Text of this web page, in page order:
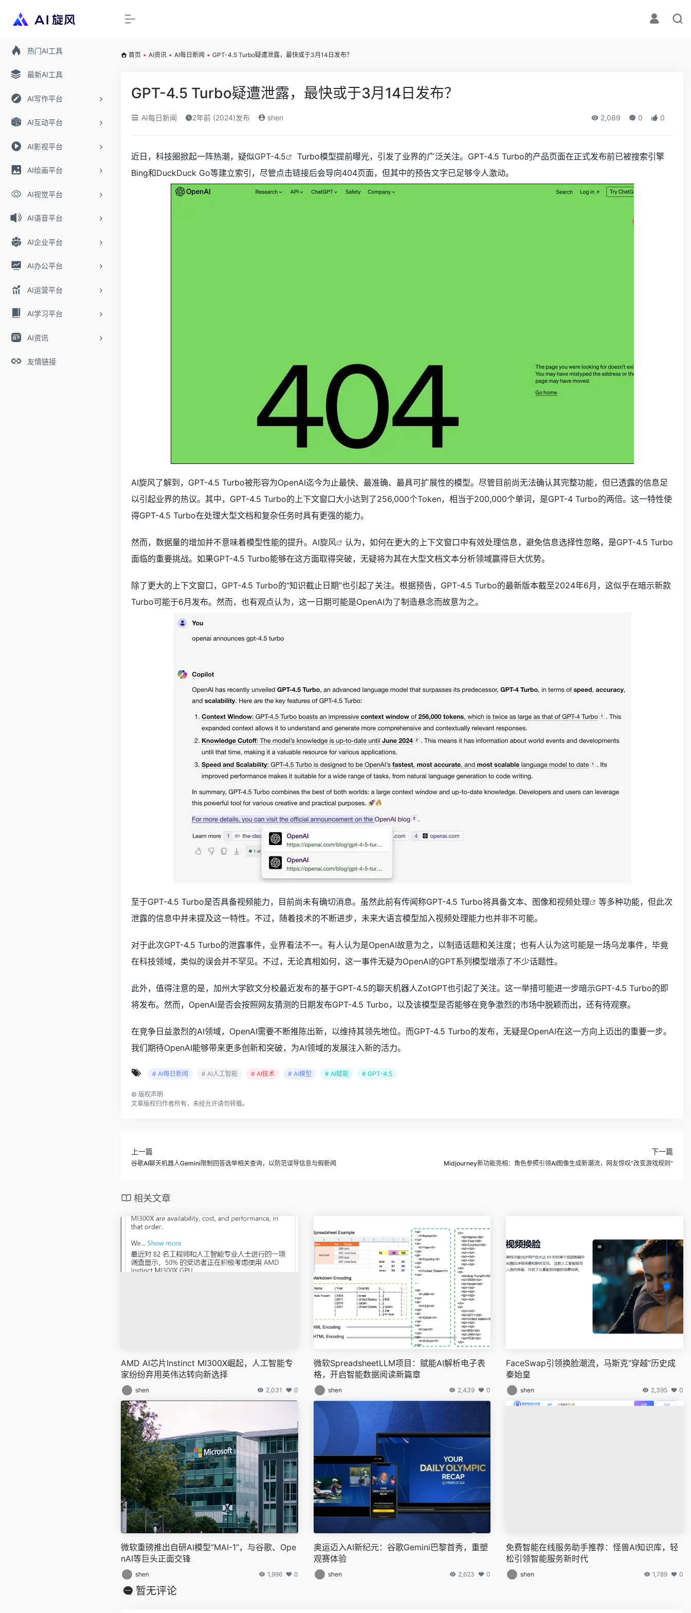
热门AI工具
最新AI工具
AI写作平台
AI互动平台
AI影视平台
AI绘画平台
AI视觉平台
AI语音平台
AI企业平台
AI办公平台
AI运营平台
AI学习平台
AI资讯
友情链接
首页 • AI资讯 • AI每日新闻 • GPT-4.5 Turbo疑遭泄露，最快或于3月14日发布？
GPT-4.5 Turbo疑遭泄露，最快或于3月14日发布？
AI每日新闻 2年前 (2024)发布 shen 2,089 0 0
近日，科技圈掀起一阵热潮，疑似GPT-4.5
Turbo模型提前曝光，引发了业界的广泛关注。GPT-4.5 Turbo的产品页面在正式发布前已被搜索引擎
Bing和DuckDuck Go等建立索引，尽管点击链接后会导向404页面，但其中的预告文字已足够令人激动。
AI旋风了解到，GPT-4.5 Turbo被形容为OpenAI迄今为止最快、最准确、最具可扩展性的模型。尽管目前尚无法确认其完整功能，但已透露的信息足
以引起业界的热议。其中，GPT-4.5 Turbo的上下文窗口大小达到了256,000个Token，相当于200,000个单词，是GPT-4 Turbo的两倍。这一特性使
得GPT-4.5 Turbo在处理大型文档和复杂任务时具有更强的能力。
然而，数据量的增加并不意味着模型性能的提升。 AI旋风
认为，如何在更大的上下文窗口中有效处理信息，避免信息选择性忽略，是GPT-4.5 Turbo
面临的重要挑战。如果GPT-4.5 Turbo能够在这方面取得突破，无疑将为其在大型文档文本分析领域赢得巨大优势。
除了更大的上下文窗口，GPT-4.5 Turbo的“知识截止日期”也引起了关注。根据预告，GPT-4.5 Turbo的最新版本截至2024年6月，这似乎在暗示新款
Turbo可能于6月发布。然而，也有观点认为，这一日期可能是OpenAI为了制造悬念而故意为之。
至于GPT-4.5 Turbo是否具备视频能力，目前尚未有确切消息。虽然此前有传闻称GPT-4.5 Turbo将具备文本、图像和视频处理
等多种功能，但此次
泄露的信息中并未提及这一特性。不过，随着技术的不断进步，未来大语言模型加入视频处理能力也并非不可能。
对于此次GPT-4.5 Turbo的泄露事件，业界看法不一。有人认为是OpenAI故意为之，以制造话题和关注度；也有人认为这可能是一场乌龙事件，毕竟
在科技领域，类似的误会并不罕见。不过，无论真相如何，这一事件无疑为OpenAI的GPT系列模型增添了不少话题性。
此外，值得注意的是，加州大学欧文分校最近发布的基于GPT-4.5的聊天机器人ZotGPT也引起了关注。这一举措可能进一步暗示GPT-4.5 Turbo的即
将发布。然而，OpenAI是否会按照网友猜测的日期发布GPT-4.5 Turbo，以及该模型是否能够在竞争激烈的市场中脱颖而出，还有待观察。
在竞争日益激烈的AI领域，OpenAI需要不断推陈出新，以维持其领先地位。而GPT-4.5 Turbo的发布，无疑是OpenAI在这一方向上迈出的重要一步。
我们期待OpenAI能够带来更多创新和突破，为AI领域的发展注入新的活力。
# AI每日新闻 # AI人工智能 # AI技术 # AI模型 # AI赋能 # GPT-4.5
© 版权声明
文章版权归作者所有，未经允许请勿转载。
上一篇
谷歌AI聊天机器人Gemini限制回答选举相关查询，以防范误导信息与假新闻
下一篇
Midjourney新功能亮相：角色参照引领AI图像生成新潮流，网友惊叹“改变游戏规则”
相关文章
AMD AI芯片Instinct MI300X崛起，人工智能专
家纷纷弃用英伟达转向新选择
shen 2,031 0
微软SpreadsheetLLM项目：赋能AI解析电子表
格，开启智能数据阅读新篇章
shen 2,439 0
FaceSwap引领换脸潮流，马斯克“穿越”历史成
秦始皇
shen 2,395 0
微软重磅推出自研AI模型“MAI-1”，与谷歌、Ope
nAI等巨头正面交锋
shen 1,996 0
奥运迈入AI新纪元：谷歌Gemini巴黎首秀，重塑
观赛体验
shen 2,623 0
免费智能在线服务助手推荐：怪兽AI知识库，轻
松引领智能服务新时代
shen 1,789 0
暂无评论